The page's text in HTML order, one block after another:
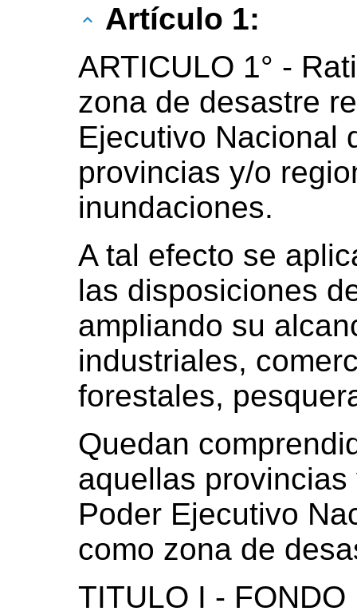
Artículo 1:
ARTICULO 1° -
zona de desastre
Ejecutivo Nacional
provincias y/o
inundaciones.
A tal efecto se
las disposiciones
ampliando su
industriales,
forestales,
Quedan
aquellas
Poder Ejecutivo
como zona de
TITULO I -